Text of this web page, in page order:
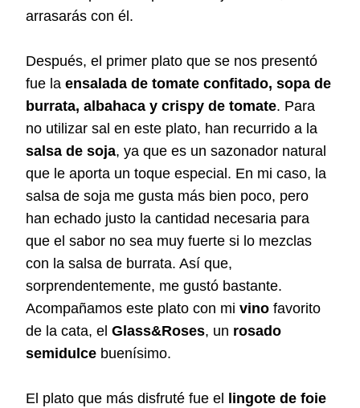
arrasarás con él.
Después, el primer plato que se nos presentó
fue la ensalada de tomate confitado, sopa de
burrata, albahaca y crispy de tomate. Para
no utilizar sal en este plato, han recurrido a la
salsa de soja, ya que es un sazonador natural
que le aporta un toque especial. En mi caso, la
salsa de soja me gusta más bien poco, pero
han echado justo la cantidad necesaria para
que el sabor no sea muy fuerte si lo mezclas
con la salsa de burrata. Así que,
sorprendentemente, me gustó bastante.
Acompañamos este plato con mi vino favorito
de la cata, el Glass&Roses, un rosado
semidulce buenísimo.
El plato que más disfruté fue el
lingote de foie